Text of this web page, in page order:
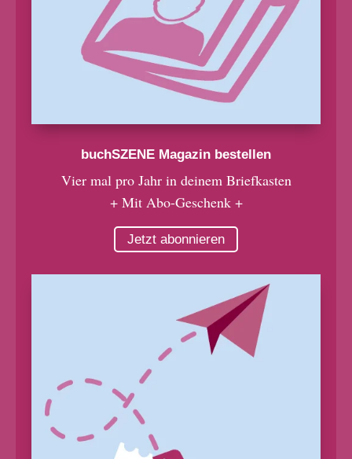
buchSZENE Magazin bestellen
Vier mal pro Jahr in deinem Briefkasten
+ Mit Abo-Geschenk +
Jetzt abonnieren